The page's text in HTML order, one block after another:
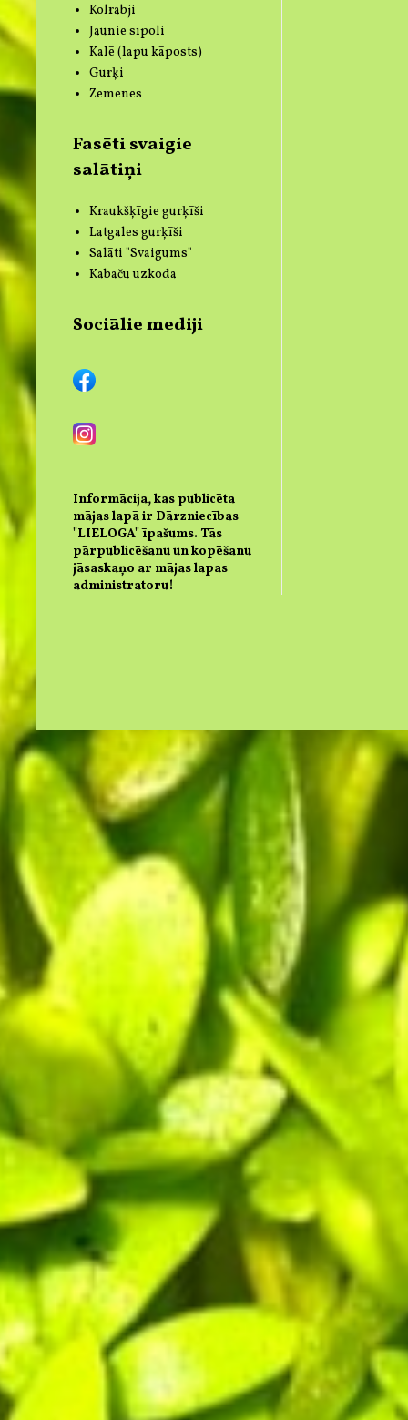
Kolrābji
Jaunie sīpoli
Kalē (lapu kāposts)
Gurķi
Zemenes
Fasēti svaigie
salātiņi
Kraukšķīgie gurķīši
Latgales gurķīši
Salāti "Svaigums"
Kabaču uzkoda
Sociālie mediji
Informācija, kas publicēta
mājas lapā ir Dārzniecības
"LIELOGA" īpašums. Tās
pārpublicēšanu un kopēšanu
jāsaskaņo ar mājas lapas
administratoru!